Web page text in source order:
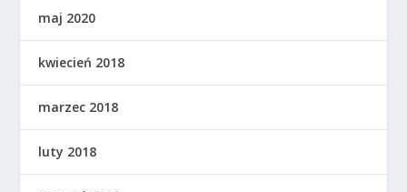
maj 2020
kwiecień 2018
marzec 2018
luty 2018